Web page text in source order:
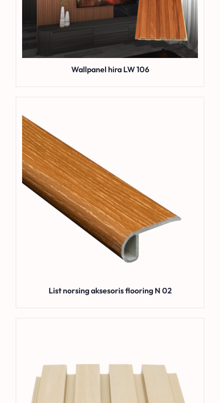
Wallpanel hira LW 106
List norsing aksesoris flooring N 02